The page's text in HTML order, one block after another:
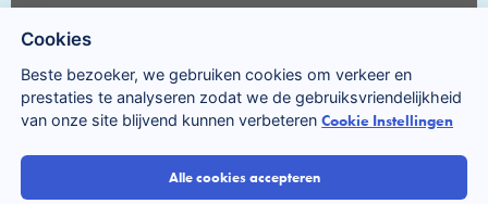
08162152
alle rechten
Cookies
Beste bezoeker, we gebruiken cookies om verkeer en
prestaties te analyseren zodat we de gebruiksvriendelijkheid
van onze site blijvend kunnen verbeterenCookie Instellingen
Alle cookies accepteren